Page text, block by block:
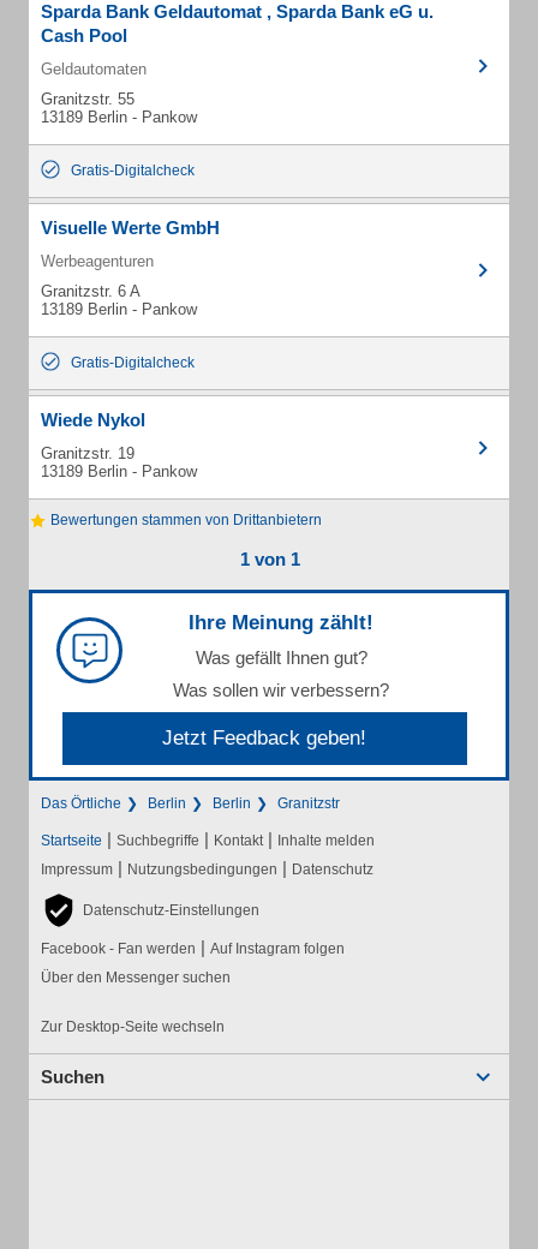
Sparda Bank Geldautomat , Sparda Bank eG u.
Cash Pool
Geldautomaten
Granitzstr. 55
13189 Berlin - Pankow
Gratis-Digitalcheck
Visuelle Werte GmbH
Werbeagenturen
Granitzstr. 6 A
13189 Berlin - Pankow
Gratis-Digitalcheck
Wiede Nykol
Granitzstr. 19
13189 Berlin - Pankow
Bewertungen stammen von Drittanbietern
1 von 1
Ihre Meinung zählt!
Was gefällt Ihnen gut?
Was sollen wir verbessern?
Jetzt Feedback geben!
Das Örtliche Berlin Berlin Granitzstr
Startseite | Suchbegriffe | Kontakt | Inhalte melden
Impressum | Nutzungsbedingungen | Datenschutz
Datenschutz-Einstellungen
Facebook - Fan werden | Auf Instagram folgen
Über den Messenger suchen
Zur Desktop-Seite wechseln
Suchen